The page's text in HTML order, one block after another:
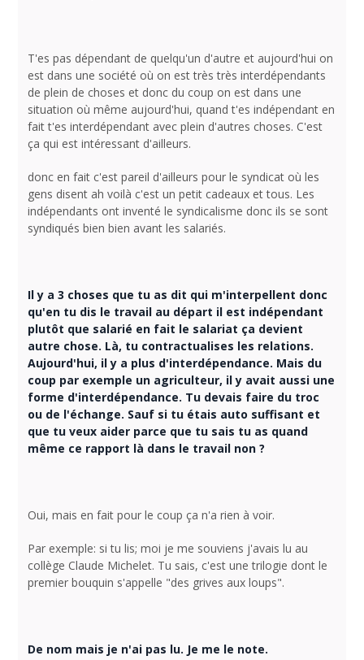
T'es pas dépendant de quelqu'un d'autre et aujourd'hui on
est dans une société où on est très très interdépendants
de plein de choses et donc du coup on est dans une
situation où même aujourd'hui, quand t'es indépendant en
fait t'es interdépendant avec plein d'autres choses. C'est
ça qui est intéressant d'ailleurs.
donc en fait c'est pareil d'ailleurs pour le syndicat où les
gens disent ah voilà c'est un petit cadeaux et tous. Les
indépendants ont inventé le syndicalisme donc ils se sont
syndiqués bien bien avant les salariés.
Il y a 3 choses que tu as dit qui m'interpellent donc
qu'en tu dis le travail au départ il est indépendant
plutôt que salarié en fait le salariat ça devient
autre chose. Là, tu contractualises les relations.
Aujourd'hui, il y a plus d'interdépendance. Mais du
coup par exemple un agriculteur, il y avait aussi une
forme d'interdépendance. Tu devais faire du troc
ou de l'échange. Sauf si tu étais auto suffisant et
que tu veux aider parce que tu sais tu as quand
même ce rapport là dans le travail non ?
Oui, mais en fait pour le coup ça n'a rien à voir.
Par exemple: si tu lis; moi je me souviens j'avais lu au
collège Claude Michelet. Tu sais, c'est une trilogie dont le
premier bouquin s'appelle "des grives aux loups".
De nom mais je n'ai pas lu. Je me le note.